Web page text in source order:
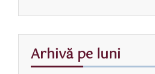
Arhivă pe luni